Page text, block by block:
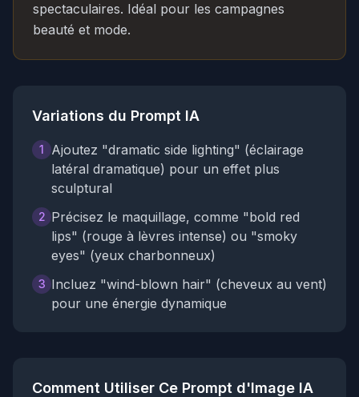
spectaculaires. Idéal pour les campagnes
beauté et mode.
Variations du Prompt IA
1
Ajoutez "dramatic side lighting" (éclairage
latéral dramatique) pour un effet plus
sculptural
2 Précisez le maquillage, comme "bold red
lips" (rouge à lèvres intense) ou "smoky
eyes" (yeux charbonneux)
3 Incluez "wind-blown hair" (cheveux au vent)
pour une énergie dynamique
Comment Utiliser Ce Prompt d'Image IA